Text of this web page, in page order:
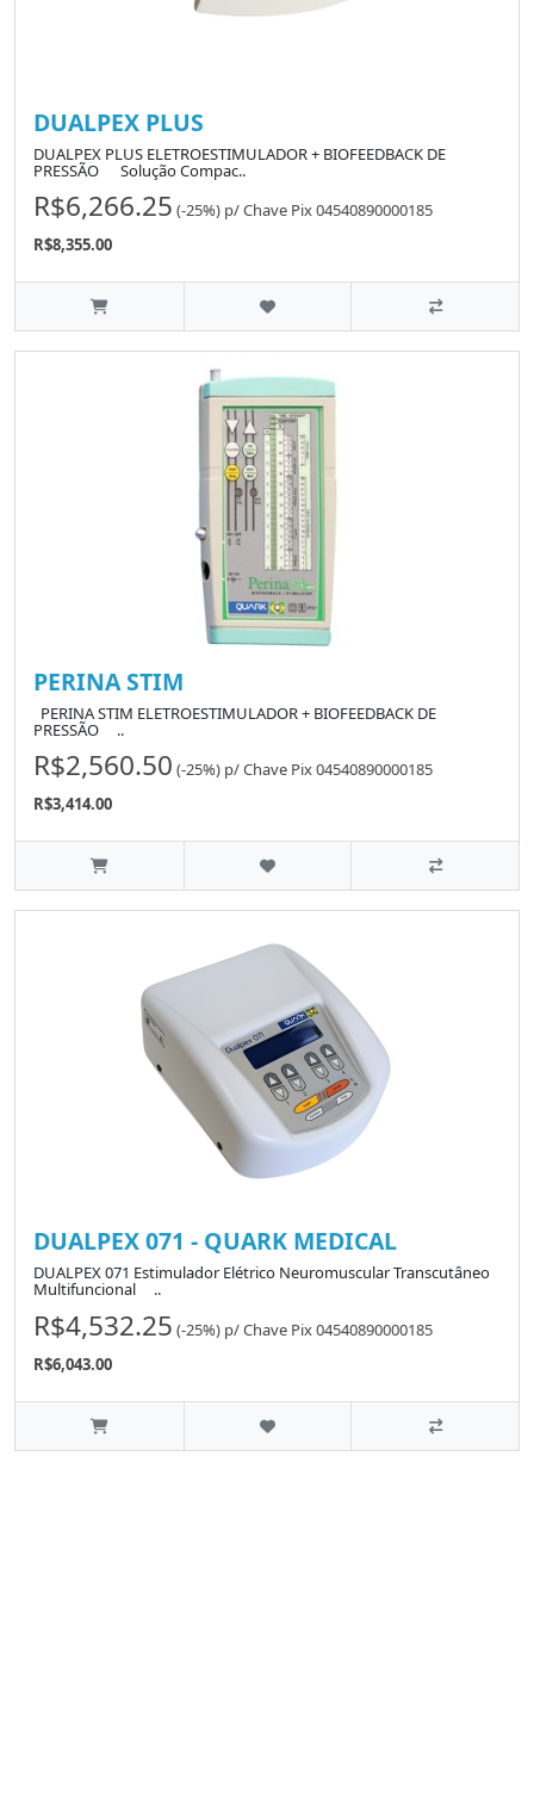
DUALPEX PLUS
DUALPEX PLUS ELETROESTIMULADOR + BIOFEEDBACK DE
PRESSÃO Solução Compac..
R$6,266.25 (-25%) p/Chave Pix 04540890000185
R$8,355.00
PERINA STIM
PERINA STIM ELETROESTIMULADOR + BIOFEEDBACK DE
PRESSÃO ..
R$2,560.50 (-25%) p/Chave Pix 04540890000185
R$3,414.00
DUALPEX 071 - QUARK MEDICAL
DUALPEX 071 Estimulador Elétrico Neuromuscular Transcutâneo
Multifuncional ..
R$4,532.25 (-25%) p/Chave Pix 04540890000185
R$6,043.00